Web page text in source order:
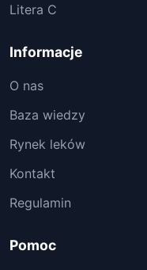
Litera C
Informacje
O nas
Baza wiedzy
Rynek leków
Kontakt
Regulamin
Pomoc